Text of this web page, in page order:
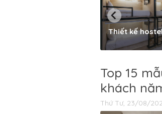
Thiết kế hostel
Top 15
khách
Thứ Tư, 23/08/